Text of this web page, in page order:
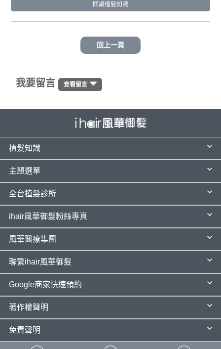
閱讀植髮知識
回上一頁
我要留言 查看留言
植髮知識
主題選單
全台植髮診所
ihair風華御髮粉絲專頁
風華醫療集團
聯繫ihair風華御髮
Google商家快速預約
著作權聲明
免責聲明